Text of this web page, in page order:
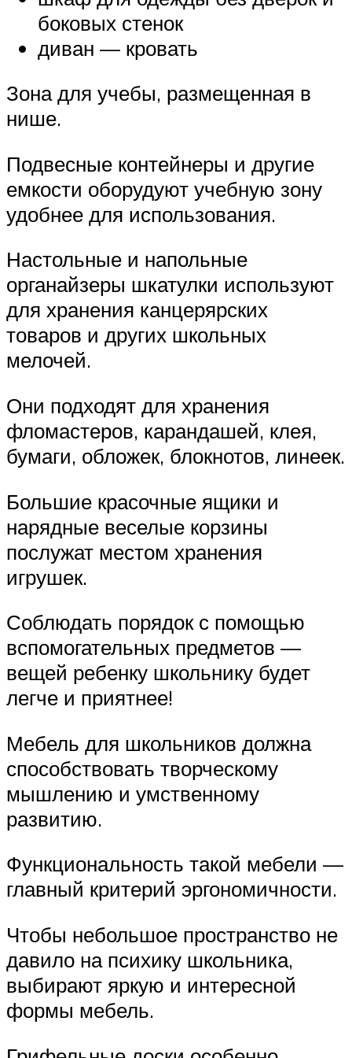
боковых стенок
диван — кровать
Зона для учебы, размещенная в
нише.
Подвесные контейнеры и другие
емкости оборудуют учебную зону
удобнее для использования.
Настольные и напольные
органайзеры шкатулки используют
для хранения канцерярских
товаров и других школьных
мелочей.
Они подходят для хранения
фломастеров, карандашей, клея,
бумаги, обложек, блокнотов, линеек.
Большие красочные ящики и
нарядные веселые корзины
послужат местом хранения
игрушек.
Соблюдать порядок с помощью
вспомогательных предметов —
вещей ребенку школьнику будет
легче и приятнее!
Мебель для школьников должна
способствовать творческому
мышлению и умственному
развитию.
Функциональность такой мебели —
главный критерий эргономичности.
Чтобы небольшое пространство не
давило на психику школьника,
выбирают яркую и интересной
формы мебель.